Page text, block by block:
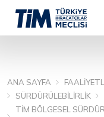
ANA SAYFA
SÜRDÜRÜLEBILIRLIK
TİM BÖLGESEL